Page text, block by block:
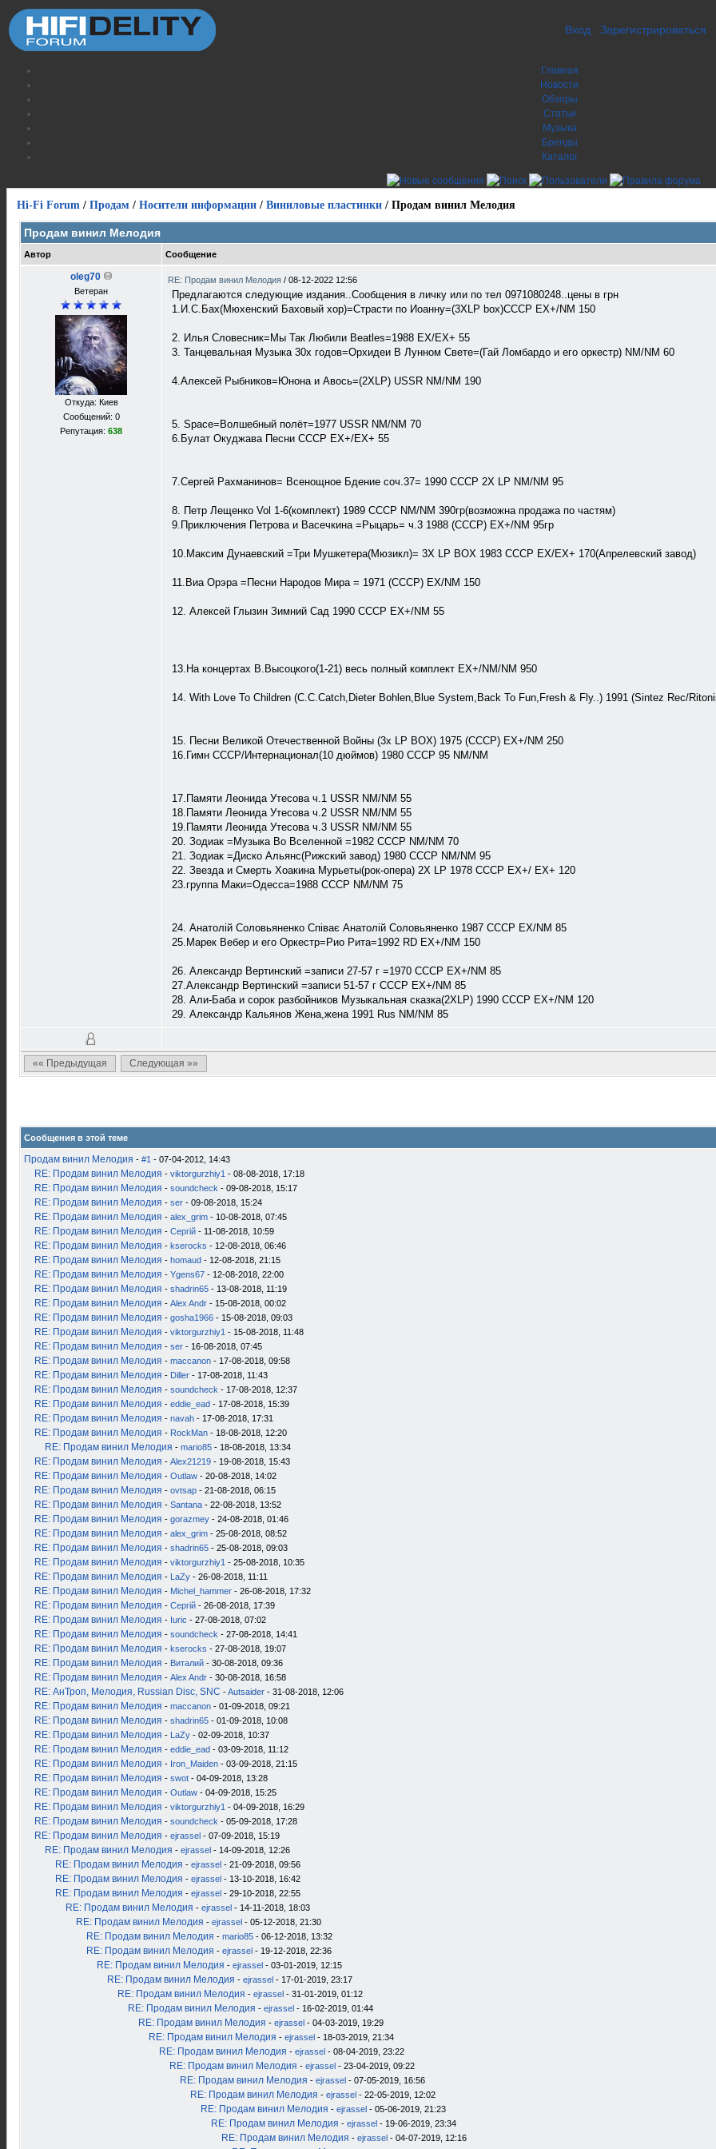
Вход Зарегистрироваться
Главная
Новости
Обзоры
Статьи
Музыка
Бренды
Каталог
Hi-Fi Forum / Продам / Носители информации / Виниловые пластинки / Продам винил Мелодия
Продам винил Мелодия
Автор Сообщение
oleg70
Ветеран
Откуда: Киев
Сообщений: 0
Репутация: 638
RE: Продам винил Мелодия / 08-12-2022 12:56
Предлагаются следующие издания..Сообщения в личку или по тел 0971080248..цены в грн
1.И.С.Бах(Мюхенский Баховый хор)=Страсти по Иоанну=(3XLP box)СССР EX+/NM 150
2. Илья Словесник=Мы Так Любили Beatles=1988 EX/EX+ 55
3. Танцевальная Музыка 30х годов=Орхидеи В Лунном Свете=(Гай Ломбардо и его оркестр) NM/NM 60
4.Алексей Рыбников=Юнона и Авось=(2XLP) USSR NM/NM 190
5. Space=Волшебный полёт=1977 USSR NM/NM 70
6.Булат Окуджава Песни СССР EX+/EX+ 55
7.Сергей Рахманинов= Всенощное Бдение соч.37= 1990 СССР 2X LP NM/NM 95
8. Петр Лещенко Vol 1-6(комплект) 1989 СССР NM/NM 390гр(возможна продажа по частям)
9.Приключения Петрова и Васечкина =Рыцарь= ч.3 1988 (СССР) EX+/NM 95гр
10.Максим Дунаевский =Три Мушкетера(Мюзикл)= 3X LP BOX 1983 CCCР EX/EX+ 170(Апрелевский завод)
11.Виа Орэра =Песни Народов Мира = 1971 (СССР) EX/NM 150
12. Алексей Глызин Зимний Сад 1990 СССР EX+/NM 55
13.На концертах В.Высоцкого(1-21) весь полный комплект EX+/NM/NM 950
14. With Love To Children (C.C.Catch,Dieter Bohlen,Blue System,Back To Fun,Fresh & Fly..) 1991 (Sintez Rec/
15. Песни Великой Отечественной Войны (3x LP BOX) 1975 (СССР) EX+/NM 250
16.Гимн СССР/Интернационал(10 дюймов) 1980 СССР 95 NM/NM
17.Памяти Леонида Утесова ч.1 USSR NM/NM 55
18.Памяти Леонида Утесова ч.2 USSR NM/NM 55
19.Памяти Леонида Утесова ч.3 USSR NM/NM 55
20. Зодиак =Музыка Во Вселенной =1982 СССР NM/NM 70
21. Зодиак =Диско Альянс(Рижский завод) 1980 СССР NM/NM 95
22. Звезда и Смерть Хоакина Мурьеты(рок-опера) 2X LP 1978 СССР EX+/ EX+ 120
23.группа Маки=Одесса=1988 СССР NM/NM 75
24. Анатолій Соловьяненко Співає Анатолій Соловьяненко 1987 СССР EX/NM 85
25.Марек Вебер и его Оркестр=Рио Рита=1992 RD EX+/NM 150
26. Александр Вертинский =записи 27-57 г =1970 СССР EX+/NM 85
27.Александр Вертинский =записи 51-57 г СССР EX+/NM 85
28. Али-Баба и сорок разбойников Музыкальная сказка(2XLP) 1990 СССР EX+/NM 120
29. Александр Кальянов Жена,жена 1991 Rus NM/NM 85
«« Предыдущая
Следующая »»
Сообщения в этой теме
Продам винил Мелодия - #1 - 07-04-2012, 14:43
RE: Продам винил Мелодия - viktorgurzhiy1 - 08-08-2018, 17:18
RE: Продам винил Мелодия - soundcheck - 09-08-2018, 15:17
RE: Продам винил Мелодия - ser - 09-08-2018, 15:24
RE: Продам винил Мелодия - alex_grim - 10-08-2018, 07:45
RE: Продам винил Мелодия - Сергій - 11-08-2018, 10:59
RE: Продам винил Мелодия - kserocks - 12-08-2018, 06:46
RE: Продам винил Мелодия - homaud - 12-08-2018, 21:15
RE: Продам винил Мелодия - Ygens67 - 12-08-2018, 22:00
RE: Продам винил Мелодия - shadrin65 - 13-08-2018, 11:19
RE: Продам винил Мелодия - Alex Andr - 15-08-2018, 00:02
RE: Продам винил Мелодия - gosha1966 - 15-08-2018, 09:03
RE: Продам винил Мелодия - viktorgurzhiy1 - 15-08-2018, 11:48
RE: Продам винил Мелодия - ser - 16-08-2018, 07:45
RE: Продам винил Мелодия - maccanon - 17-08-2018, 09:58
RE: Продам винил Мелодия - Diller - 17-08-2018, 11:43
RE: Продам винил Мелодия - soundcheck - 17-08-2018, 12:37
RE: Продам винил Мелодия - eddie_ead - 17-08-2018, 15:39
RE: Продам винил Мелодия - navah - 17-08-2018, 17:31
RE: Продам винил Мелодия - RockMan - 18-08-2018, 12:20
RE: Продам винил Мелодия - mario85 - 18-08-2018, 13:34
RE: Продам винил Мелодия - Alex21219 - 19-08-2018, 15:43
RE: Продам винил Мелодия - Outlaw - 20-08-2018, 14:02
RE: Продам винил Мелодия - ovtsap - 21-08-2018, 06:15
RE: Продам винил Мелодия - Santana - 22-08-2018, 13:52
RE: Продам винил Мелодия - gorazmey - 24-08-2018, 01:46
RE: Продам винил Мелодия - alex_grim - 25-08-2018, 08:52
RE: Продам винил Мелодия - shadrin65 - 25-08-2018, 09:03
RE: Продам винил Мелодия - viktorgurzhiy1 - 25-08-2018, 10:35
RE: Продам винил Мелодия - LaZy - 26-08-2018, 11:11
RE: Продам винил Мелодия - Michel_hammer - 26-08-2018, 17:32
RE: Продам винил Мелодия - Сергій - 26-08-2018, 17:39
RE: Продам винил Мелодия - Iuric - 27-08-2018, 07:02
RE: Продам винил Мелодия - soundcheck - 27-08-2018, 14:41
RE: Продам винил Мелодия - kserocks - 27-08-2018, 19:07
RE: Продам винил Мелодия - Виталий - 30-08-2018, 09:36
RE: Продам винил Мелодия - Alex Andr - 30-08-2018, 16:58
RE: АнТроп, Мелодия, Russian Disc, SNC -Autsaider - 31-08-2018, 12:06
RE: Продам винил Мелодия - maccanon - 01-09-2018, 09:21
RE: Продам винил Мелодия - shadrin65 - 01-09-2018, 10:08
RE: Продам винил Мелодия - LaZy - 02-09-2018, 10:37
RE: Продам винил Мелодия - eddie_ead - 03-09-2018, 11:12
RE: Продам винил Мелодия - Iron_Maiden - 03-09-2018, 21:15
RE: Продам винил Мелодия - swot - 04-09-2018, 13:28
RE: Продам винил Мелодия - Outlaw - 04-09-2018, 15:25
RE: Продам винил Мелодия - viktorgurzhiy1 - 04-09-2018, 16:29
RE: Продам винил Мелодия - soundcheck - 05-09-2018, 17:28
RE: Продам винил Мелодия - ejrassel - 07-09-2018, 15:19
RE: Продам винил Мелодия - ejrassel - 14-09-2018, 12:26
RE: Продам винил Мелодия - ejrassel - 21-09-2018, 09:56
RE: Продам винил Мелодия - ejrassel - 13-10-2018, 16:42
RE: Продам винил Мелодия - ejrassel - 29-10-2018, 22:55
RE: Продам винил Мелодия - ejrassel - 14-11-2018, 18:03
RE: Продам винил Мелодия - ejrassel - 05-12-2018, 21:30
RE: Продам винил Мелодия - mario85 - 06-12-2018, 13:32
RE: Продам винил Мелодия - ejrassel - 19-12-2018, 22:36
RE: Продам винил Мелодия - ejrassel - 03-01-2019, 12:15
RE: Продам винил Мелодия - ejrassel - 17-01-2019, 23:17
RE: Продам винил Мелодия - ejrassel - 31-01-2019, 01:12
RE: Продам винил Мелодия - ejrassel - 16-02-2019, 01:44
RE: Продам винил Мелодия - ejrassel - 04-03-2019, 19:29
RE: Продам винил Мелодия - ejrassel - 18-03-2019, 21:34
RE: Продам винил Мелодия - ejrassel - 08-04-2019, 23:22
RE: Продам винил Мелодия - ejrassel - 23-04-2019, 09:22
RE: Продам винил Мелодия - ejrassel - 07-05-2019, 16:56
RE: Продам винил Мелодия - ejrassel - 22-05-2019, 12:02
RE: Продам винил Мелодия - ejrassel - 05-06-2019, 21:23
RE: Продам винил Мелодия - ejrassel - 19-06-2019, 23:34
RE: Продам винил Мелодия - ejrassel - 04-07-2019, 12:16